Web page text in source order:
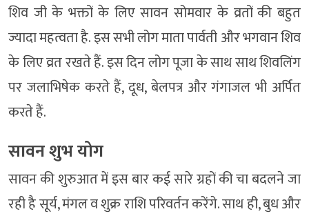
शिव जी के भक्तों के लिए सावन सोमवार के व्रतों की बहुत
ज्यादा महत्वता है. इस सभी लोग माता पार्वती और भगवान शिव
के लिए व्रत रखते हैं. इस दिन लोग पूजा के साथ साथ शिवलिंग
पर जलाभिषेक करते हैं, दूध, बेलपत्र और गंगाजल भी अर्पित
करते हैं.
सावन शुभ योग
सावन की शुरुआत में इस बार कई सारे ग्रहों की चा बदलने जा
रही है सूर्य, मंगल व शुक्र राशि परिवर्तन करेंगे. साथ ही, बुध और